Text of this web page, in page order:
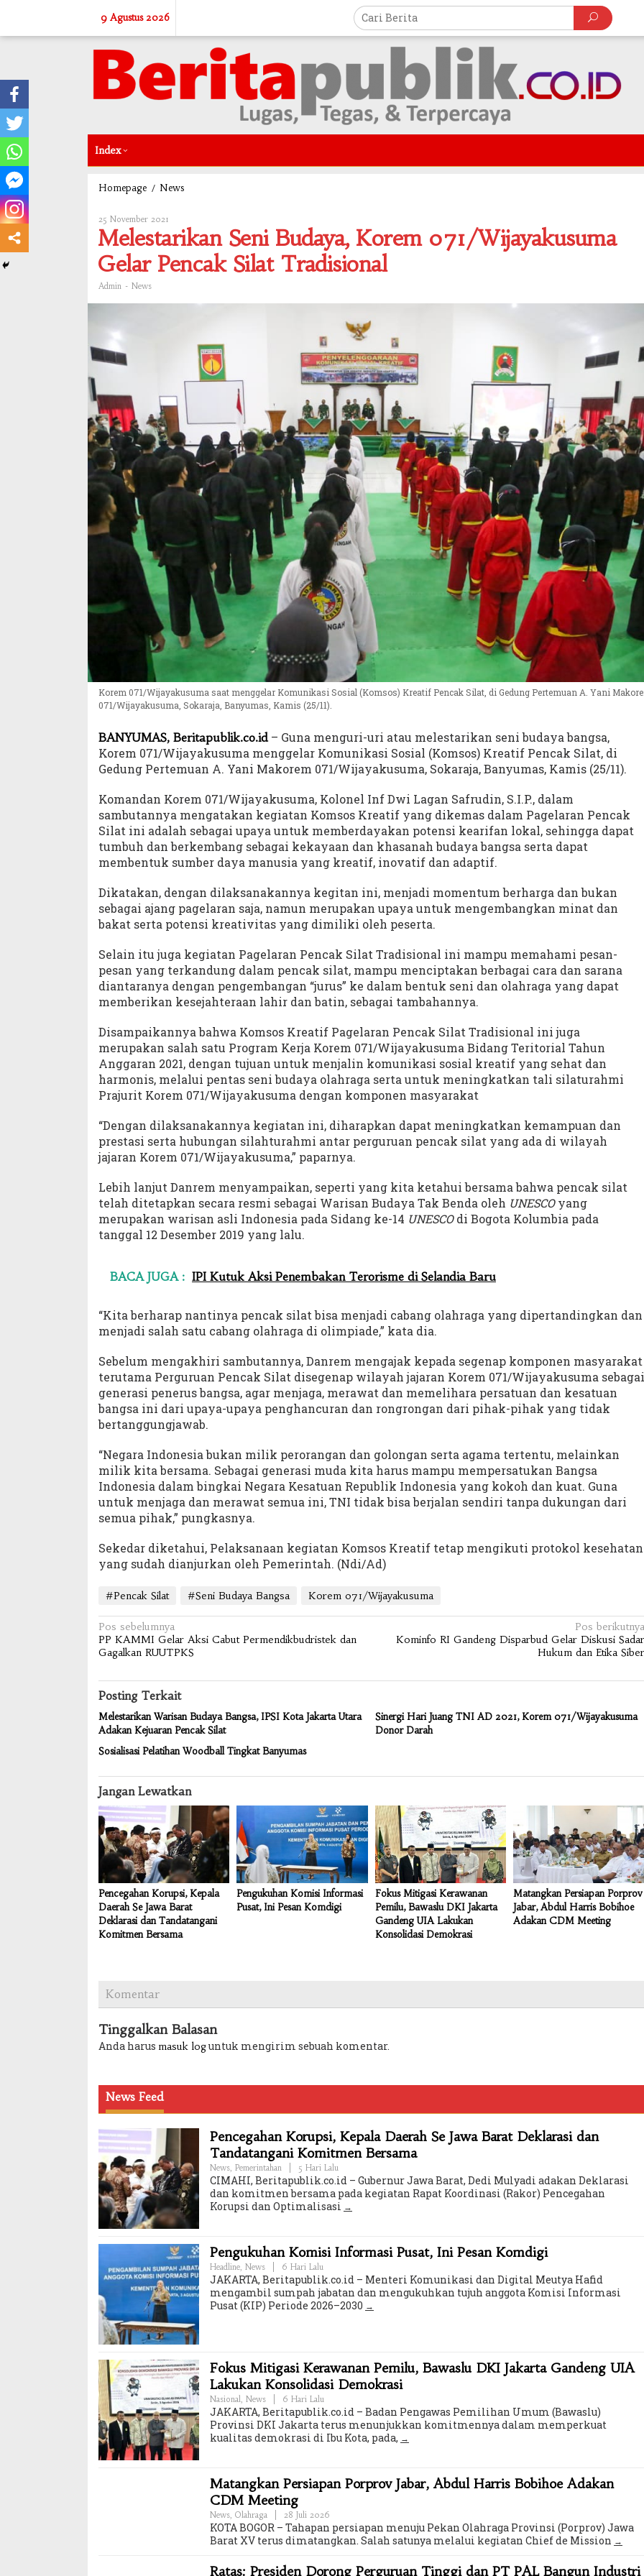
9 Agustus 2026
Index
Homepage / News
Korem
071/Wijayakusuma
Pencak
25 November 2021
Admin
Melestarikan Seni Budaya, Korem 071/Wijayakusuma
Gelar Pencak Silat Tradisional
Admin - News
Korem 071/Wijayakusuma saat menggelar Komunikasi Sosial (Komsos) Kreatif Pencak Silat, di Gedung Pertemuan A. Yani
071/Wijayakusuma, Sokaraja, Banyumas, Kamis (25/11).
BANYUMAS, Beritapublik.co.id– Guna menguri-uri atau melestarikan seni budaya bangsa,
Korem 071/Wijayakusuma menggelar Komunikasi Sosial (Komsos) Kreatif Pencak Silat, di
Gedung Pertemuan A. Yani Makorem 071/Wijayakusuma, Sokaraja, Banyumas, Kamis (25/11).
Komandan Korem 071/Wijayakusuma, Kolonel Inf Dwi Lagan Safrudin, S.I.P., dalam
sambutannya mengatakan kegiatan Komsos Kreatif yang dikemas dalam Pagelaran Pencak
Silat ini adalah sebagai upaya untuk memberdayakan potensi kearifan lokal, sehingga dapat
tumbuh dan berkembang sebagai kekayaan dan khasanah budaya bangsa serta dapat
membentuk sumber daya manusia yang kreatif, inovatif dan adaptif.
Dikatakan, dengan dilaksanakannya kegitan ini, menjadi momentum berharga dan bukan
sebagai ajang pagelaran saja, namun merupakan upaya untuk mengembangkan minat dan
bakat serta potensi kreativitas yang dimiliki oleh peserta.
Selain itu juga kegiatan Pagelaran Pencak Silat Tradisional ini mampu memahami pesan-
pesan yang terkandung dalam pencak silat, mampu menciptakan berbagai cara dan sarana
diantaranya dengan pengembangan “jurus” ke dalam bentuk seni dan olahraga yang dapat
memberikan kesejahteraan lahir dan batin, sebagai tambahannya.
Disampaikannya bahwa Komsos Kreatif Pagelaran Pencak Silat Tradisional ini juga
merupakan salah satu Program Kerja Korem 071/Wijayakusuma Bidang Teritorial Tahun
Anggaran 2021, dengan tujuan untuk menjalin komunikasi sosial kreatif yang sehat dan
harmonis, melalui pentas seni budaya olahraga serta untuk meningkatkan tali silaturahmi
Prajurit Korem 071/Wijayakusuma dengan komponen masyarakat
“Dengan dilaksanakannya kegiatan ini, diharapkan dapat meningkatkan kemampuan dan
prestasi serta hubungan silahturahmi antar perguruan pencak silat yang ada di wilayah
jajaran Korem 071/Wijayakusuma,” paparnya.
Lebih lanjut Danrem menyampaikan, seperti yang kita ketahui bersama bahwa pencak silat
telah ditetapkan secara resmi sebagai Warisan Budaya Tak Benda oleh UNESCOyang
merupakan warisan asli Indonesia pada Sidang ke-14 UNESCOdi Bogota Kolumbia pada
tanggal 12 Desember 2019 yang lalu.
BACA JUGA : IPI Kutuk Aksi Penembakan Terorisme di Selandia Baru
“Kita berharap nantinya pencak silat bisa menjadi cabang olahraga yang dipertandingkan dan
menjadi salah satu cabang olahraga di olimpiade,” kata dia.
Sebelum mengakhiri sambutannya, Danrem mengajak kepada segenap komponen masyarakat
terutama Perguruan Pencak Silat disegenap wilayah jajaran Korem 071/Wijayakusuma sebagai
generasi penerus bangsa, agar menjaga, merawat dan memelihara persatuan dan kesatuan
bangsa ini dari upaya-upaya penghancuran dan rongrongan dari pihak-pihak yang tidak
bertanggungjawab.
“Negara Indonesia bukan milik perorangan dan golongan serta agama tertentu, melainkan
milik kita bersama. Sebagai generasi muda kita harus mampu mempersatukan Bangsa
Indonesia dalam bingkai Negara Kesatuan Republik Indonesia yang kokoh dan kuat. Guna
untuk menjaga dan merawat semua ini, TNI tidak bisa berjalan sendiri tanpa dukungan dari
semua pihak,” pungkasnya.
Sekedar diketahui, Pelaksanaan kegiatan Komsos Kreatif tetap mengikuti protokol kesehatan
yang sudah dianjurkan oleh Pemerintah. (Ndi/Ad)
#Pencak Silat #Seni Budaya Bangsa Korem 071/Wijayakusuma
Navigasi
pos
Pos sebelumnya
PP KAMMI Gelar Aksi Cabut Permendikbudristek dan
Gagalkan RUUTPKS
Pos berikutnya
Kominfo RI Gandeng Disparbud Gelar Diskusi Sadar
Hukum dan Etika Siber
Posting Terkait
Melestarikan Warisan Budaya Bangsa, IPSI Kota Jakarta Utara
Adakan Kejuaran Pencak Silat
Sinergi Hari Juang TNI AD 2021, Korem 071/Wijayakusuma
Donor Darah
Sosialisasi Pelatihan Woodball Tingkat Banyumas
Jangan Lewatkan
Pencegahan Korupsi, Kepala
Daerah Se Jawa Barat
Deklarasi dan Tandatangani
Komitmen Bersama
Pengukuhan Komisi Informasi
Pusat, Ini Pesan Komdigi
Fokus Mitigasi Kerawanan
Pemilu, Bawaslu DKI Jakarta
Gandeng UIA Lakukan
Konsolidasi Demokrasi
Matangkan Persiapan Porprov
Jabar, Abdul Harris Bobihoe
Adakan CDM Meeting
Komentar
Tinggalkan Balasan
Anda harus masuk loguntuk mengirim sebuah komentar.
News Feed
Pencegahan Korupsi, Kepala Daerah Se Jawa Barat Deklarasi dan
Tandatangani Komitmen Bersama
News, Pemerintahan 5 Hari Lalu
CIMAHI, Beritapublik.co.id – Gubernur Jawa Barat, Dedi Mulyadi adakan Deklarasi
dan komitmen bersama pada kegiatan Rapat Koordinasi (Rakor) Pencegahan
Korupsi dan Optimalisasi
Pengukuhan Komisi Informasi Pusat, Ini Pesan Komdigi
Headline, News 6 Hari Lalu
JAKARTA, Beritapublik.co.id – Menteri Komunikasi dan Digital Meutya Hafid
mengambil sumpah jabatan dan mengukuhkan tujuh anggota Komisi Informasi
Pusat (KIP) Periode 2026–2030
Fokus Mitigasi Kerawanan Pemilu, Bawaslu DKI Jakarta Gandeng UIA
Lakukan Konsolidasi Demokrasi
Nasional, News 6 Hari Lalu
JAKARTA, Beritapublik.co.id – Badan Pengawas Pemilihan Umum (Bawaslu)
Provinsi DKI Jakarta terus menunjukkan komitmennya dalam memperkuat
kualitas demokrasi di Ibu Kota, pada,
Matangkan Persiapan Porprov Jabar, Abdul Harris Bobihoe Adakan
CDM Meeting
News, Olahraga 28 Juli 2026
KOTA BOGOR – Tahapan persiapan menuju Pekan Olahraga Provinsi (Porprov) Jawa
Barat XV terus dimatangkan. Salah satunya melalui kegiatan Chief de Mission
Ratas: Presiden Dorong Perguruan Tinggi dan PT PAL Bangun Industri